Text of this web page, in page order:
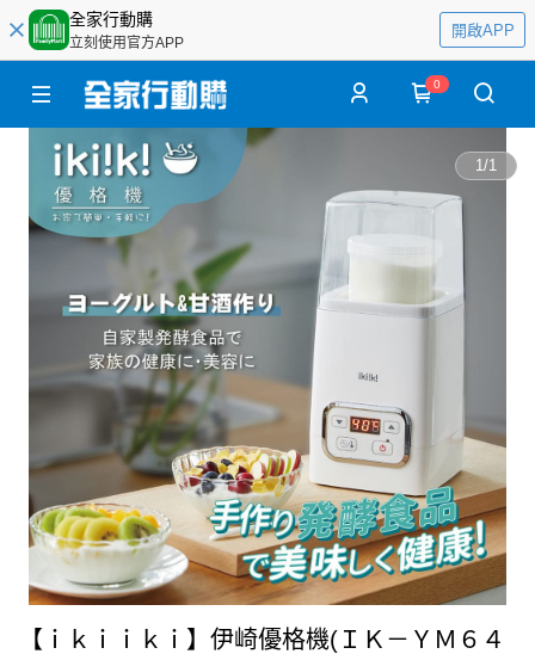
全家行動購
立刻使用官方APP
開啟APP
0
1/1
【ｉｋｉｉｋｉ】伊崎優格機(ＩＫ－ＹＭ６４